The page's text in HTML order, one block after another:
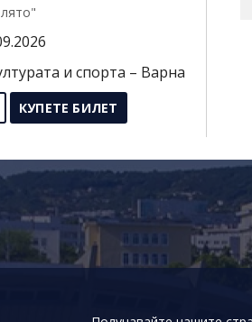
и спорта – Варна
КУПЕТЕ БИЛЕТ